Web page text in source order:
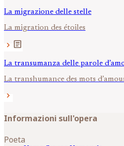
La migrazione delle stelle
La migration des étoiles
chevron_right article
La transumanza delle parole
La transhumance des mots
chevron_right
Informazioni sull'opera
Poeta